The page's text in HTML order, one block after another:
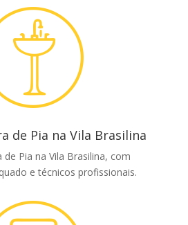
de Pia na Vila Brasilina
de Pia na Vila Brasilina, com
e técnicos profissionais.